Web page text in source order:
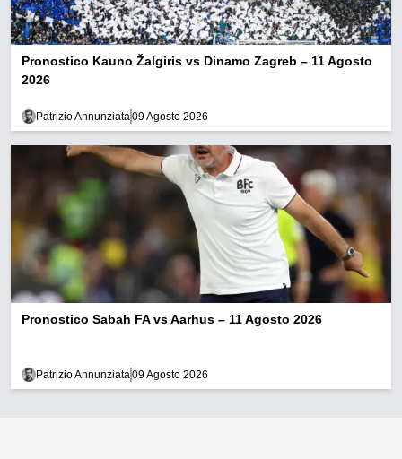
Pronostico Kauno Žalgiris vs Dinamo Zagreb – 11 Agosto
2026
Patrizio Annunziata09 Agosto 2026
Pronostico Sabah FA vs Aarhus – 11 Agosto 2026
Patrizio Annunziata09 Agosto 2026